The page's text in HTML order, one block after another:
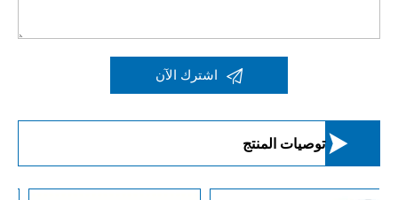
 اشترك الآن
توصيات المنتج